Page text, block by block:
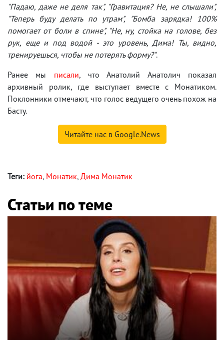
"Падаю, даже не деля так", "Гравитация? Не, не слышали",
"Теперь буду делать по утрам", "Бомба зарядка! 100%
помогает от боли в спине", "Не, ну, стойка на голове, без
рук, еще и под водой - это уровень, Дима! Ты, видно,
тренируешься, чтобы не потерять форму?".
Ранее мы писали, что Анатолий Анатолич показал
архивный ролик, где выступает вместе с Монатиком.
Поклонники отмечают, что голос ведущего очень похож на
Басту.
Читайте нас в Google.News
Теги: йога, Монатик, Дима Монатик
Статьи по теме